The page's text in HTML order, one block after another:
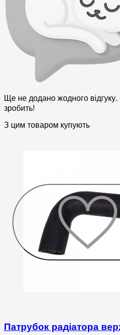
Ще не додано жодного
зробить!
З цим товаром купують
Патрубок радіатора